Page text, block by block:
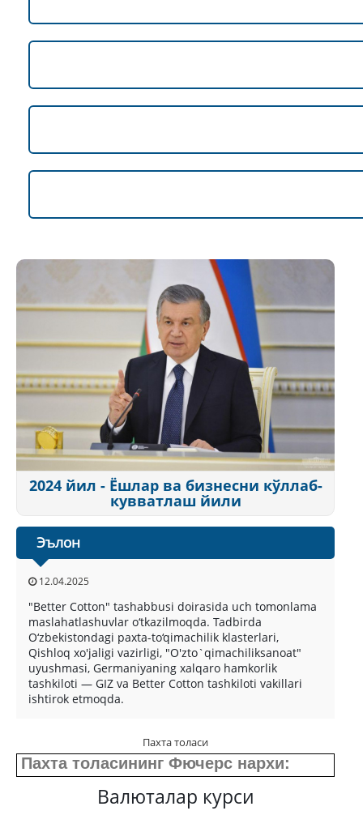
2024 йил - Ёшлар ва бизнесни кўллаб-
кувватлаш йили
Эълон
12.04.2025
"Better Cotton" tashabbusi doirasida uch tomonlama
maslahatlashuvlar o‘tkazilmoqda. Tadbirda
O‘zbekistondagi paxta-to‘qimachilik klasterlari,
Qishloq xo'jaligi vazirligi, "O'zto`qimachiliksanoat"
uyushmasi, Germaniyaning xalqaro hamkorlik
tashkiloti — GIZ va Better Cotton tashkiloti vakillari
ishtirok etmoqda.
Пахта толаси
Пахта толасининг Фючерс нархи:
Валюталар курси